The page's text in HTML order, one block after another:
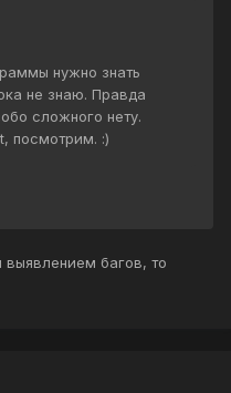
нужно знать
не знаю. Правда
сложного нету.
посмотрим. :)
выявлением багов, то